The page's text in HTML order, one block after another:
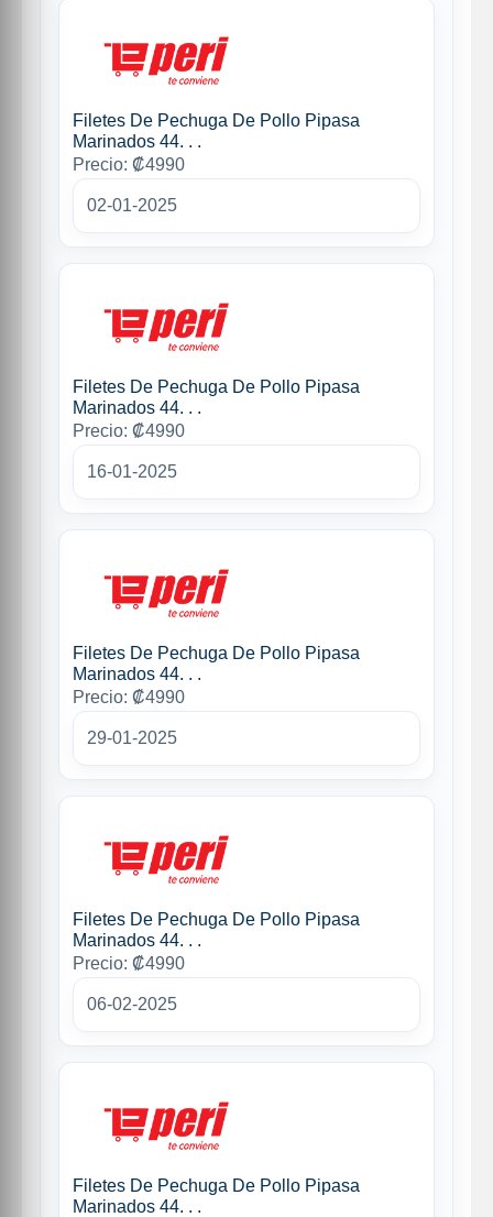
Filetes De Pechuga De Pollo Pipasa
Marinados 44. . .
Precio: ₡4990
02-01-2025
Filetes De Pechuga De Pollo Pipasa
Marinados 44. . .
Precio: ₡4990
16-01-2025
Filetes De Pechuga De Pollo Pipasa
Marinados 44. . .
Precio: ₡4990
29-01-2025
Filetes De Pechuga De Pollo Pipasa
Marinados 44. . .
Precio: ₡4990
06-02-2025
Filetes De Pechuga De Pollo Pipasa
Marinados 44. . .